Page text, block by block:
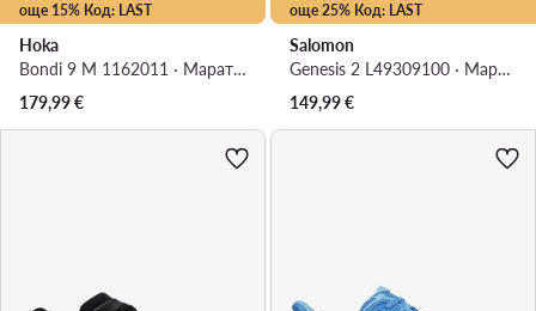
още 15% Код: LAST
Hoka
Bondi 9 M 1162011 · Маратонки за бягане
179,99€
още 25% Код: LAST
Salomon
Genesis 2 L49309100 · Маратонки за бягане
149,99€